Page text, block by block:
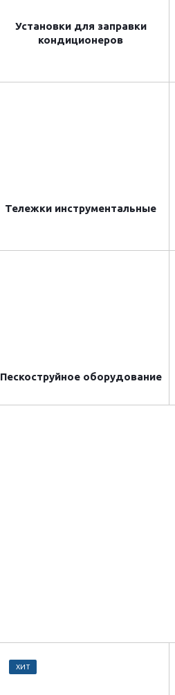
Установки для заправки
кондиционеров
Тележки инструментальные
Пескоструйное оборудование
ХИТ